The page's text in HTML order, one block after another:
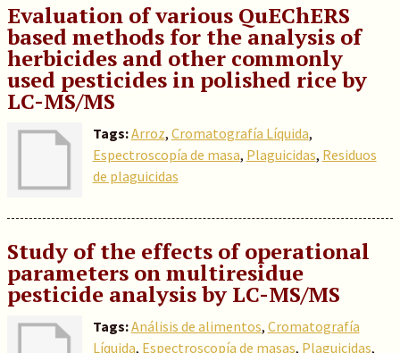
Evaluation of various QuEChERS
based methods for the analysis of
herbicides and other commonly
used pesticides in polished rice by
LC-MS/MS
Tags:Arroz, Cromatografía Líquida,
Espectroscopía de masa, Plaguicidas, Residuos
de plaguicidas
Study of the effects of operational
parameters on multiresidue
pesticide analysis by LC-MS/MS
Tags:Análisis de alimentos, Cromatografía
Líquida, Espectroscopía de masas, Plaguicidas,